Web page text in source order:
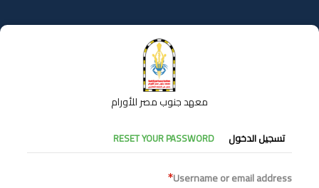
إلى
المحتوى
معهد جنوب مصر للأورام
التبويبات
الأساسية
تسجيل الدخول RESET YOUR PASSWORD
Username or email address